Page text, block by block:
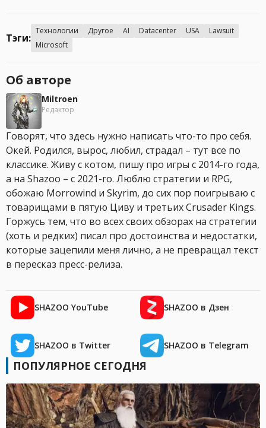
Тэги:
Технологии Другое AI Datacenter USA
Lawsuit
Microsoft
Об авторе
Miltroen
Редактор
Говорят, что здесь нужно написать что-то про себя.
Окей. Родился, вырос, любил, страдал – тут все по
классике. Живу с котом, пишу про игры с 2014-го года,
а на Shazoo – с 2021-го. Люблю стратегии и RPG,
обожаю Morrowind и Skyrim, до сих пор поигрываю с
товарищами в пятую Циву и третьих Crusader Kings.
Горжусь тем, что во всех своих обзорах на стратегии
(хоть и редких) писал про достоинства и недостатки,
которые зацепили меня лично, а не превращал текст
в пересказ пресс-релиза.
SHAZOO YouTube SHAZOO в Дзен
SHAZOO в Twitter SHAZOO в Telegram
ПОПУЛЯРНОЕ СЕГОДНЯ